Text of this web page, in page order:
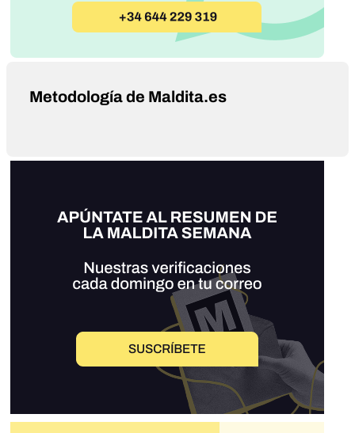
Metodología de Maldita.es